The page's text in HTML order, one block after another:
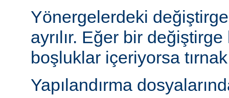
Yönergelerdeki
ayrılır. Eğer bir
boşluklar içeriyorsa tırnak
Yapılandırma